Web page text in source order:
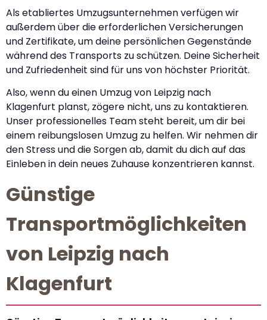
Als etabliertes Umzugsunternehmen verfügen wir
außerdem über die erforderlichen Versicherungen
und Zertifikate, um deine persönlichen Gegenstände
während des Transports zu schützen. Deine Sicherheit
und Zufriedenheit sind für uns von höchster Priorität.
Also, wenn du einen Umzug von Leipzig nach
Klagenfurt planst, zögere nicht, uns zu kontaktieren.
Unser professionelles Team steht bereit, um dir bei
einem reibungslosen Umzug zu helfen. Wir nehmen dir
den Stress und die Sorgen ab, damit du dich auf das
Einleben in dein neues Zuhause konzentrieren kannst.
Günstige
Transportmöglichkeiten
von Leipzig nach
Klagenfurt